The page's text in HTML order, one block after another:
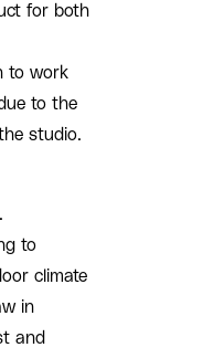
for both
to work
to the
studio.
to
climate
in
and